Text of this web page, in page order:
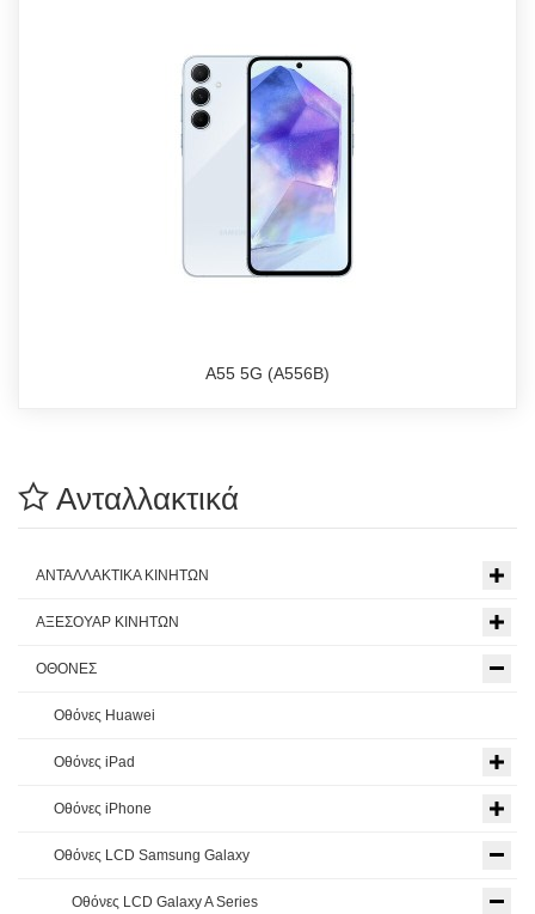
A55 5G (A556B)
Ανταλλακτικά
ΑΝΤΑΛΛΑΚΤΙΚΑ ΚΙΝΗΤΩΝ
ΑΞΕΣΟΥΑΡ ΚΙΝΗΤΩΝ
ΟΘΟΝΕΣ
Οθόνες Huawei
Οθόνες iPad
Οθόνες iPhone
Οθόνες LCD Samsung Galaxy
Οθόνες LCD Galaxy A Series